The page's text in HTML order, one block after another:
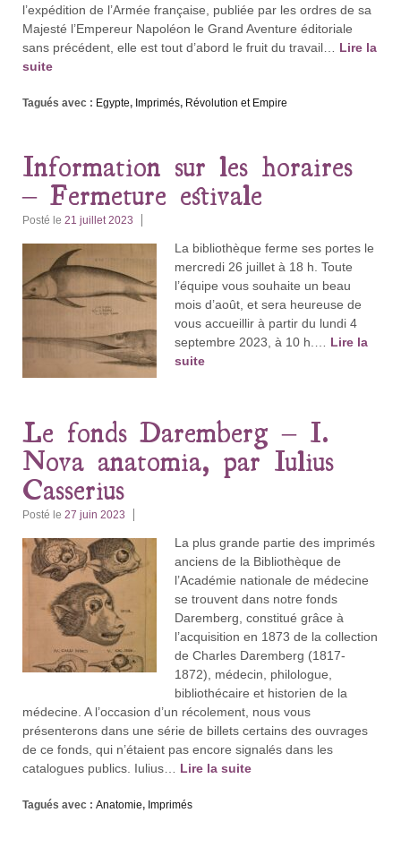
l’expédition de l’Armée française, publiée par les ordres de sa
Majesté l’Empereur Napoléon le Grand Aventure éditoriale
sans précédent, elle est tout d’abord le fruit du travail… Lire la
suite
Tagués avec : Egypte, Imprimés, Révolution et Empire
Information sur les horaires
– Fermeture estivale
Posté le 21 juillet 2023
La bibliothèque ferme ses portes le
mercredi 26 juillet à 18 h. Toute
l’équipe vous souhaite un beau
mois d’août, et sera heureuse de
vous accueillir à partir du lundi 4
septembre 2023, à 10 h.… Lire la
suite
Le fonds Daremberg – I.
Nova anatomia, par Iulius
Casserius
Posté le 27 juin 2023
La plus grande partie des imprimés
anciens de la Bibliothèque de
l’Académie nationale de médecine
se trouvent dans notre fonds
Daremberg, constitué grâce à
l’acquisition en 1873 de la collection
de Charles Daremberg (1817-
1872), médecin, philologue,
bibliothécaire et historien de la
médecine. A l’occasion d’un récolement, nous vous
présenterons dans une série de billets certains des ouvrages
de ce fonds, qui n’étaient pas encore signalés dans les
catalogues publics. Iulius… Lire la suite
Tagués avec : Anatomie, Imprimés